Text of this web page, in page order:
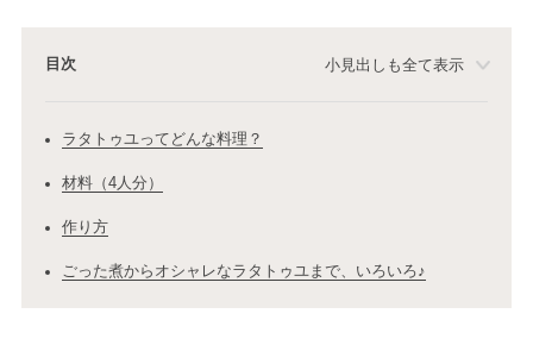
目次 小見出しも全て表示
ラタトゥユってどんな料理？
材料（4人分）
作り方
ごった煮からオシャレなラタトゥユまで、いろいろ♪